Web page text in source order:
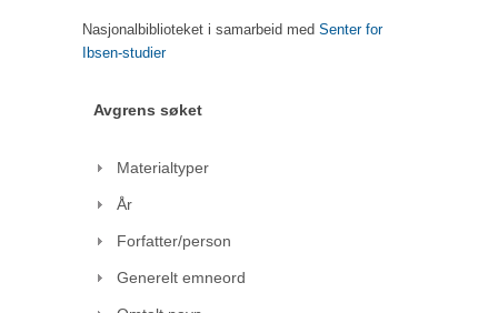
Nasjonalbiblioteket i samarbeid med Senter for
Ibsen-studier
Avgrens søket
Materialtyper
År
Forfatter/person
Generelt emneord